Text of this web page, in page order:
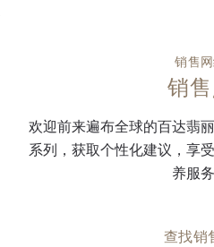
销售
销
欢迎前来遍布全球的百达翡
系列，获取个性化建议，享
养服务
查找销